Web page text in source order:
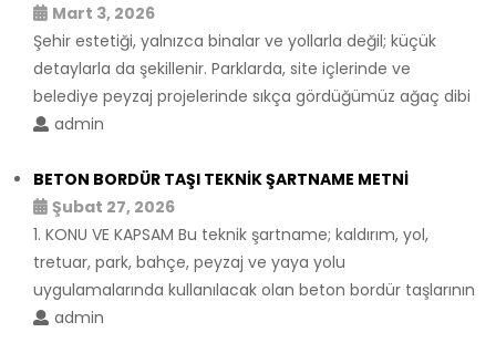
Mart 3, 2026
Şehir estetiği, yalnızca binalar ve yollarla değil; küçük
detaylarla da şekillenir. Parklarda, site içlerinde ve
belediye peyzaj projelerinde sıkça gördüğümüz ağaç dibi
admin
BETON BORDÜR TAŞI TEKNİK ŞARTNAME METNİ
Şubat 27, 2026
1. KONU VE KAPSAM Bu teknik şartname; kaldırım, yol,
tretuar, park, bahçe, peyzaj ve yaya yolu
uygulamalarında kullanılacak olan beton bordür taşlarının
admin